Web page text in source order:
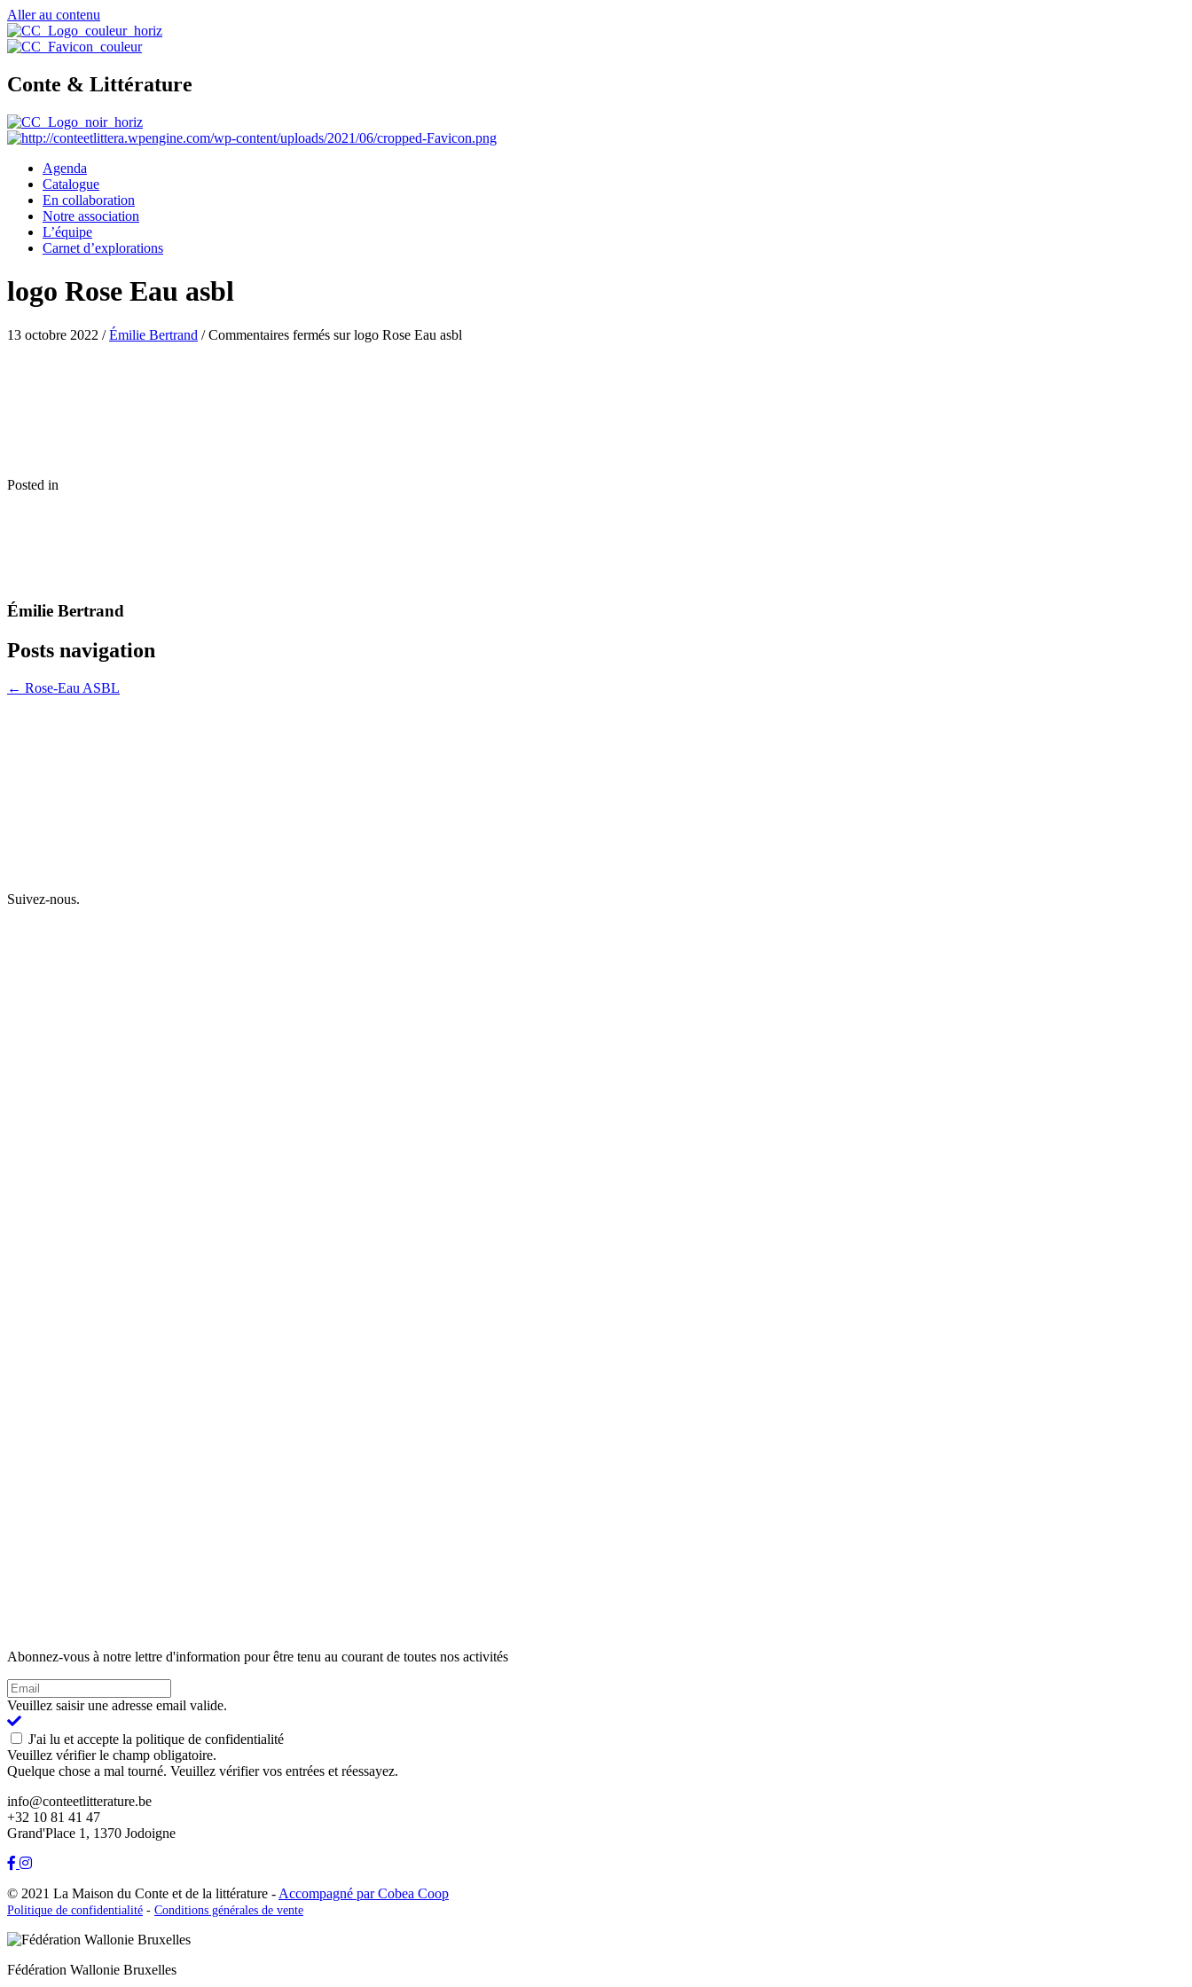
Aller au contenu
Conte & Littérature
Agenda
Catalogue
En collaboration
Notre association
L’équipe
Carnet d’explorations
logo Rose Eau asbl
13 octobre 2022 /Émilie Bertrand /Commentaires fermés sur logo Rose Eau asbl
Posted in
Émilie Bertrand
Posts navigation
← Rose-Eau ASBL
Suivez-nous.
Abonnez-vous à notre lettre d'information pour être tenu au courant de toutes nos activités
Veuillez saisir une adresse email valide.
J'ai lu et accepte la politique de confidentialité
Veuillez vérifier le champ obligatoire.
Quelque chose a mal tourné. Veuillez vérifier vos entrées et réessayez.
info@conteetlitterature.be
+32 10 81 41 47
Grand'Place 1, 1370 Jodoigne
© 2021 La Maison du Conte et de la littérature - Accompagné par Cobea Coop
Politique de confidentialité - Conditions générales de vente
Fédération Wallonie Bruxelles